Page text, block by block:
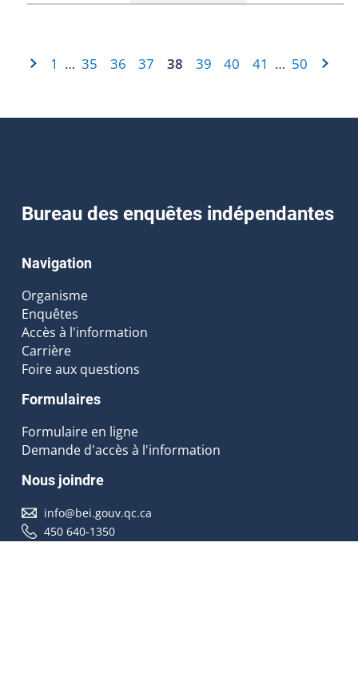
1 … 35 36 37 38 39 40 41 … 50
Bureau des enquêtes indépendantes
Navigation
Organisme
Enquêtes
Accès à l'information
Carrière
Foire aux questions
Formulaires
Formulaire en ligne
Demande d'accès à l'information
Nous joindre
info@bei.gouv.qc.ca
450 640-1350